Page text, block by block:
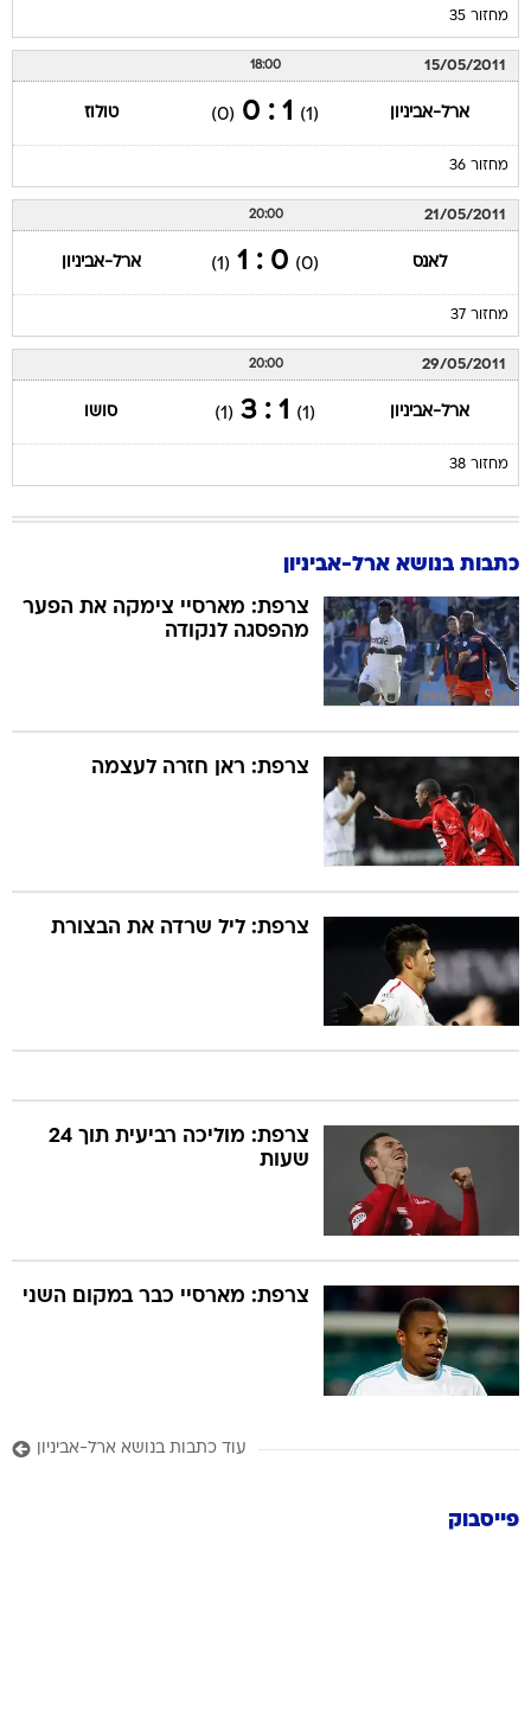
מחזור 35
15/05/2011
18:00
ארל-אביניון (1)
1 : 0
(0) טולוז
מחזור 36
21/05/2011
20:00
לאנס (0)
0 : 1
(1) ארל-אביניון
מחזור 37
29/05/2011
20:00
ארל-אביניון (1)
1 : 3
(1) סושו
מחזור 38
כתבות בנושא ארל-אביניון
צרפת: מארסיי צימקה את הפער
מהפסגה לנקודה
צרפת: ראן חזרה לעצמה
צרפת: ליל שרדה את הבצורת
צרפת: מוליכה רביעית תוך 24
שעות
צרפת: מארסיי כבר במקום השני
עוד כתבות בנושא ארל-אביניון
פייסבוק